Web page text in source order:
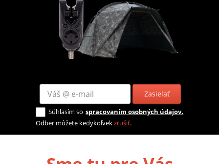
Zasielať
Súhlasím so spracovaním osobných údajov.
Odber môžete kedykoľvekzrušiť.